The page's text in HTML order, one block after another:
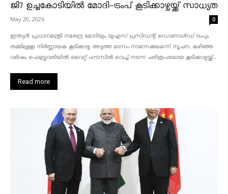
ജി7 ഉച്ചകോടിയിൽ മോദി-ട്രംപ് കൂടിക്കാഴ്ചയ്ക്ക് സാധ്യത
May 20, 2026 0
ഇന്ത്യൻ പ്രധാനമന്ത്രി നരേന്ദ്ര മോദിയും യുഎസ് പ്രസിഡന്റ് ഡൊണാൾഡ് ട്രംപും
തമ്മിലുള്ള നിർണ്ണായക കൂടിക്കാഴ്ച അടുത്ത മാസം നടന്നേക്കുമെന്ന് സൂചന. കഴിഞ്ഞ
വർഷം ഫെബ്രുവരിയിൽ വൈറ്റ് ഹൗസിൽ വെച്ച് നടന്ന ചരിത്രപരമായ കൂടിക്കാഴ്ചയ്ക്ക്...
Read more